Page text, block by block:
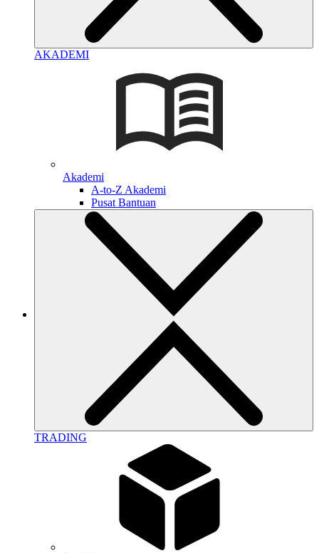
AKADEMI
Akademi
A-to-Z Akademi
Pusat Bantuan
TRADING